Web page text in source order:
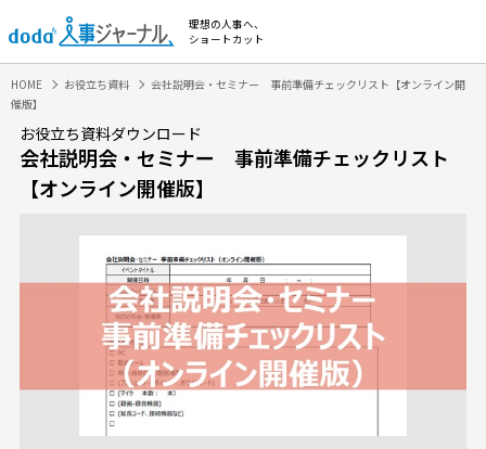
理想の人事へ、
ショートカット
HOME お役立ち資料
会社説明会・セミナー 事前準備チェックリスト【オンライン開
催版】
お役立ち資料ダウンロード
会社説明会・セミナー 事前準備チェックリスト
【オンライン開催版】